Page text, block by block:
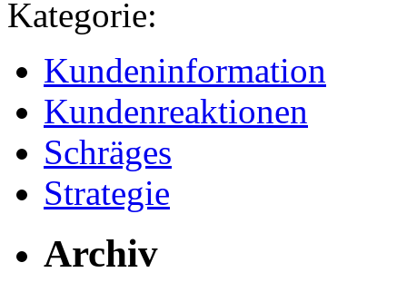
Kategorie:
Kundeninformation
Kundenreaktionen
Schräges
Strategie
Archiv